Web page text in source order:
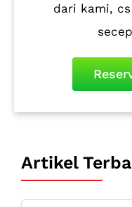
dari kami,
Artikel